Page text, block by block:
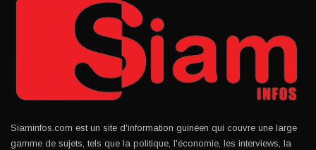
Siaminfos.com est un site d'information guinéen qui couvre une large
gamme de sujets, tels que la politique, l'économie, les interviews, la